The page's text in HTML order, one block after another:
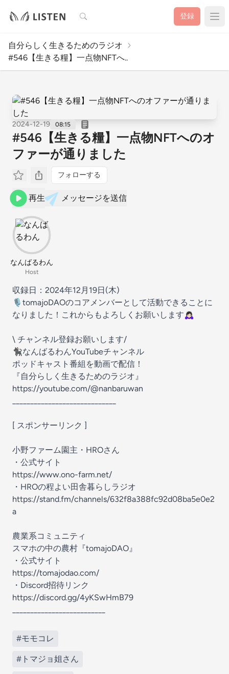
検索 登録
自分らしく生きるためのラジオ
#546【生きる糧】一点物NFTへ..
2024-12-19 08:15
#546【生きる糧】一点物NFTへのオ
ファーが通りました
フォローする
再生 メッセージを送信
なんばるわん
Host
収録日：2024年12月19日(木)
🎙️tomajoDAOのコアメンバーとして活動できることに
なりました！これからもよろしくお願いします🙇🏻‍♀️
\ チャンネル登録お願いします/
🐈‍⬛なんばるわんYouTubeチャンネル
ポッドキャスト番組を動画で配信！
『自分らしく生きるためのラジオ』
https://youtube.com/@nanbaruwan
[ スポンサーリンク ]
小野ファーム園主・HROさん
・公式サイト
https://www.ono-farm.net/
・HROの程よい田舎暮らしラジオ
https://stand.fm/channels/632f8a388fc92d08ba5e0e2
a
農業系コミュニティ
スマホの中の農村『tomajoDAO』
・公式サイト
https://tomajodao.com/
・Discord招待リンク
https://discord.gg/4yKSwHmB79
#モモコレ
#トマジョ姐さん